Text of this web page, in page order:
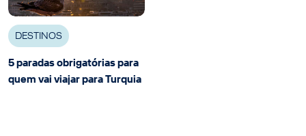
DESTINOS
5 paradas obrigatórias para
quem vai viajar para Turquia